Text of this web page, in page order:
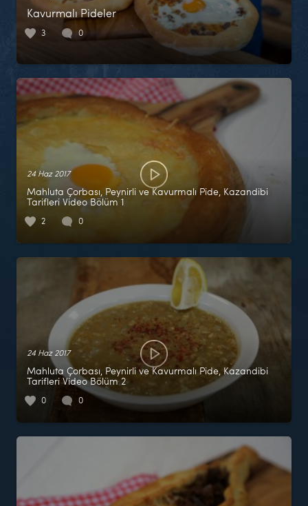
Kavurmalı Pideler
3 0
24 Haz 2017
Mahluta Çorbası, Peynirli ve Kavurmalı Pide, Kazandibi
Tarifleri Video Bölüm 1
2 0
24 Haz 2017
Mahluta Çorbası, Peynirli ve Kavurmalı Pide, Kazandibi
Tarifleri Video Bölüm 2
0 0